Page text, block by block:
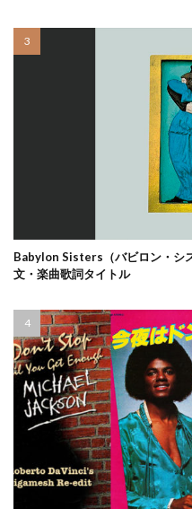
Babylon Sisters（バビロン・シ
文・楽曲歌詞タイトル